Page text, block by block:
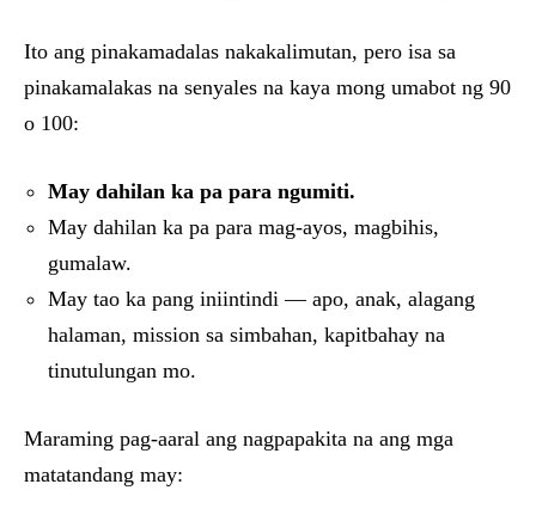
Ito ang pinakamadalas nakakalimutan, pero isa sa
pinakamalakas na senyales na kaya mong umabot ng 90
o 100:
May dahilan ka pa para ngumiti.
May dahilan ka pa para mag-ayos, magbihis,
gumalaw.
May tao ka pang iniintindi — apo, anak, alagang
halaman, mission sa simbahan, kapitbahay na
tinutulungan mo.
Maraming pag-aaral ang nagpapakita na ang mga
matatandang may: